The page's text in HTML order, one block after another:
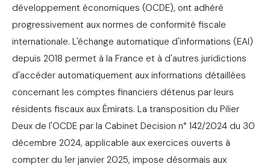
développement économiques (OCDE), ont adhéré
progressivement aux normes de conformité fiscale
internationale. L'échange automatique d'informations (EAI)
depuis 2018 permet à la France et à d'autres juridictions
d'accéder automatiquement aux informations détaillées
concernant les comptes financiers détenus par leurs
résidents fiscaux aux Émirats. La transposition du Pilier
Deux de l'OCDE par la Cabinet Decision n° 142/2024 du 30
décembre 2024, applicable aux exercices ouverts à
compter du 1er janvier 2025, impose désormais aux